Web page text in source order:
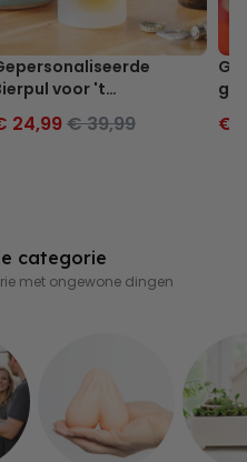
voor 't
24,99€ 39,99 €
categorie
met ongewone dingen